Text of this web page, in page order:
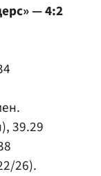
— 4:2
39.29
26).